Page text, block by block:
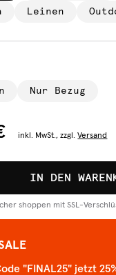
Leinen
Nur Bezug
inkl. MwSt., zzgl. Versand
IN DEN
shoppen mit SSL-
"FINAL25" jetzt